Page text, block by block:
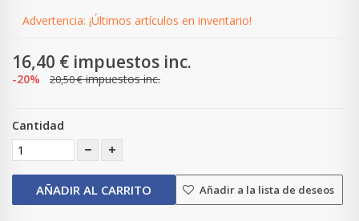
Advertencia: ¡Últimos artículos en inventario!
16,40 € impuestos inc.
-20% 20,50 €impuestos inc.
Cantidad
AÑADIR AL CARRITO Añadir a la lista de deseos